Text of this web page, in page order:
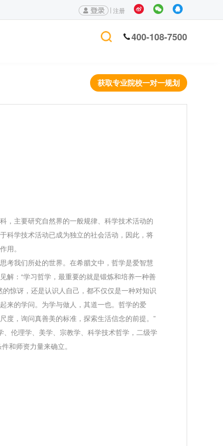
| 注册
400-108-7500
获取专业院校一对一规划
，主要研究自然界的一般规律、科学技术活动的
科学技术活动已成为独立的社会活动，因此，将
用。
考我们所处的世界。在希腊文中，哲学是爱智慧
解：“学习哲学，最重要的就是锻炼和培养一种善
惊讶，还是认识人自己，都不仅仅是一种对知识
来的学问。为学与做人，其道一也。哲学的爱
度，询问真善美的标准，探索生活信念的前提。”
伦理学、美学、宗教学、科学技术哲学，二级学
和师资力量来确立。